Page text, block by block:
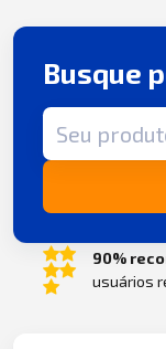
Busque
Termo de busca
90%
usuários